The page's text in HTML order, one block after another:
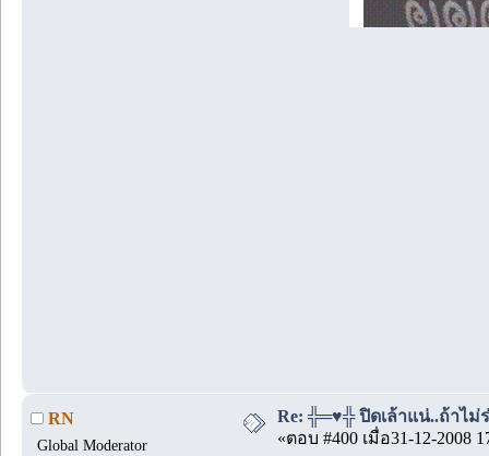
RN
Global Moderator
Re: ╬═♥╬ ปิดเล้าแน่..ถ้าไ
«ตอบ #400 เมื่อ31-12-2008